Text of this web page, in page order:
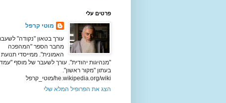
פרטים עלי
מוטי קרפל
עורך בטאון "נקודה"
מחבר הספר "המהפכה
האמונית". ממייסדי תנועת
"מנהיגות יהודית". עורך לשעבר של מוסף
בעתון "מקור ראשון".
he.wikipedia.org/wiki/מוטי_קרפל
הצג את הפרופיל המלא שלי